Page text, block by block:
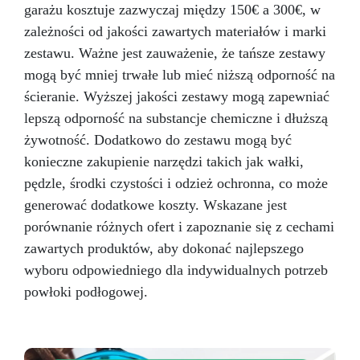
majsterkowiczów, jak i profesjonalistów,
oferując nieskazitelny rezultat przy minimalnym
wysiłku. Wybierz nasz zestaw blatów
kuchennych z efektem egzotycznego białego
marmuru, aby uzyskać kuchnię, która emanuje
urokiem i funkcjonalnością, tworząc przyjazne i
modne środowisko do codziennych przygód
kulinarnych.
garażu kosztuje zazwyczaj między 150€ a 300€, w
zależności od jakości zawartych materiałów i marki
zestawu. Ważne jest zauważenie, że tańsze zestawy
mogą być mniej trwałe lub mieć niższą odporność na
ścieranie. Wyższej jakości zestawy mogą zapewniać
lepszą odporność na substancje chemiczne i dłuższą
żywotność. Dodatkowo do zestawu mogą być
konieczne zakupienie narzędzi takich jak wałki,
pędzle, środki czystości i odzież ochronna, co może
generować dodatkowe koszty. Wskazane jest
porównanie różnych ofert i zapoznanie się z cechami
zawartych produktów, aby dokonać najlepszego
wyboru odpowiedniego dla indywidualnych potrzeb
powłoki podłogowej.